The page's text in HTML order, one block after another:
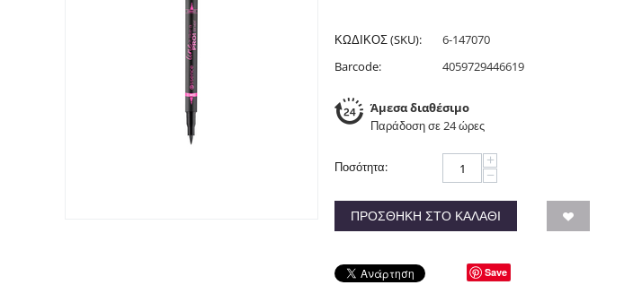
ΚΩΔΙΚΟΣ (SKU):
6-147070
Barcode:
4059729446619
Άμεσα διαθέσιμο
Παράδοση σε 24 ώρες
Ποσότητα: +
−
ΠΡΟΣΘΉΚΗ ΣΤΟ ΚΑΛΆΘΙ
Save